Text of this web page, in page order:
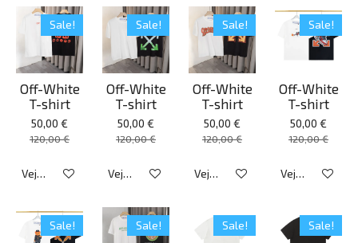
Sale!
Off-White
T-shirt
50,00 €
120,00 €
Veja detalhes
Sale!
Off-White
T-shirt
50,00 €
120,00 €
Veja detalhes
Sale!
Off-White
T-shirt
50,00 €
120,00 €
Veja detalhes
Sale!
Off-White
T-shirt
50,00 €
120,00 €
Veja detalhes
Sale! Sale! Sale! Sale!